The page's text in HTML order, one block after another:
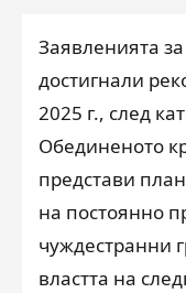
Заявленията
достигнали
2025 г., след
Обединеното
представи
на постоянно
чуждестранни
властта на